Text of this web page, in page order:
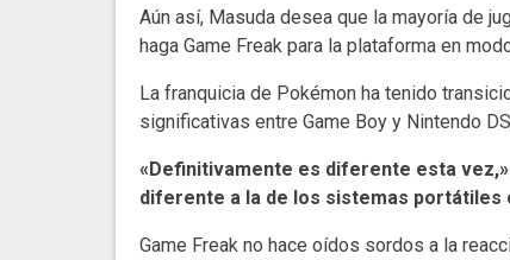
Aún así, Masuda desea que la mayoría de
haga Game Freak para la plataforma en
La franquicia de Pokémon ha tenido
significativas entre Game Boy y Nintendo
«Definitivamente es diferente esta vez,»
diferente a la de los sistemas portátiles
Game Freak no hace oídos sordos a la